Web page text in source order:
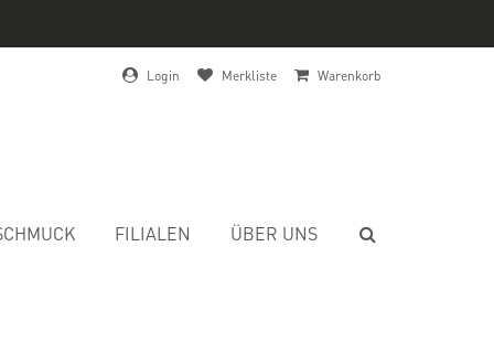
Login Merkliste Warenkorb
FILIALEN ÜBER UNS